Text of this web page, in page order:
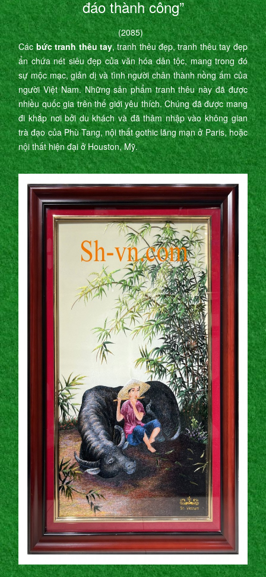
đáo thành công”
(2085)
Cácbức tranh thêu tay, tranh thêu đẹp, tranh thêu tay đẹp
ẩn chứa nét siêu đẹp của văn hóa dân tộc, mang trong đó
sự mộc mạc, giản dị và tình người chân thành nồng ấm của
người Việt Nam. Những sản phẩm tranh thêu này đã được
nhiều quốc gia trên thế giới yêu thích. Chúng đã được mang
đi khắp nơi bởi du khách và đã thâm nhập vào không gian
trà đạo của Phù Tang, nội thất gothic lãng mạn ở Paris, hoặc
nội thất hiện đại ở Houston, Mỹ.